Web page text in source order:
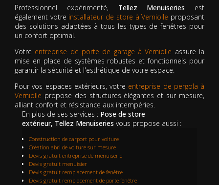
Professionnel expérimenté, Tellez Menuiseries est
également votre installateur de store à Verniolle proposant
des solutions adaptées à tous les types de fenêtres pour
un confort optimal.
Votre entreprise de porte de garage à Verniolle assure la
mise en place de systèmes robustes et fonctionnels pour
garantir la sécurité et l'esthétique de votre espace.
Pour vos espaces extérieurs, votre entreprise de pergola à
Verniolle propose des structures élégantes et sur mesure,
alliant confort et résistance aux intempéries.
En plus de ses services : Pose de store
extérieur, Tellez Menuiseries vous propose aussi :
Construction de carport pour voiture
Création abri de voiture sur mesure
Devis gratuit entreprise de menuiserie
Devis gratuit menuisier
Devis gratuit remplacement de fenêtre
Devis gratuit remplacement de porte fenêtre